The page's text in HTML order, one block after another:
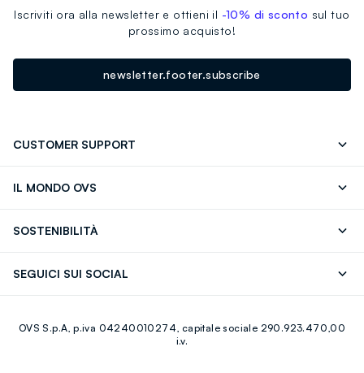
Iscriviti ora alla newsletter e ottieni il -10% di sconto sul tuo
prossimo acquisto!
newsletter.footer.subscribe
CUSTOMER SUPPORT
IL MONDO OVS
Giftcard
SOSTENIBILITÀ
SEGUICI SUI SOCIAL
Youtube Linkedin
OVS S.p.A, p.iva 04240010274, capitale sociale 290.923.470,00
i.v.